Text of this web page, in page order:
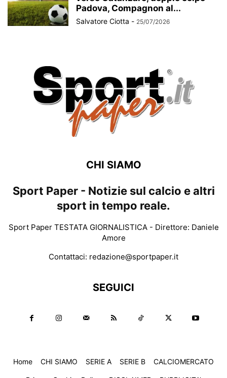
Padova, Compagnon al...
Salvatore Ciotta - 25/07/2026
CHI SIAMO
Sport Paper - Notizie sul calcio e altri
sport in tempo reale.
Sport Paper TESTATA GIORNALISTICA - Direttore: Daniele
Amore
Contattaci: redazione@sportpaper.it
SEGUICI
Home CHI SIAMO SERIE A SERIE B CALCIOMERCATO